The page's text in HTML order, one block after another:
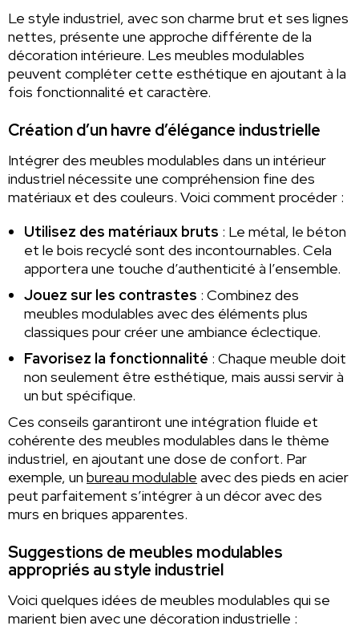
Le style industriel, avec son charme brut et ses lignes
nettes, présente une approche différente de la
décoration intérieure. Les meubles modulables
peuvent compléter cette esthétique en ajoutant à la
fois fonctionnalité et caractère.
Création d’un havre d’élégance industrielle
Intégrer des meubles modulables dans un intérieur
industriel nécessite une compréhension fine des
matériaux et des couleurs. Voici comment procéder :
Utilisez des matériaux bruts : Le métal, le béton
et le bois recyclé sont des incontournables. Cela
apportera une touche d’authenticité à l’ensemble.
Jouez sur les contrastes : Combinez des
meubles modulables avec des éléments plus
classiques pour créer une ambiance éclectique.
Favorisez la fonctionnalité : Chaque meuble doit
non seulement être esthétique, mais aussi servir à
un but spécifique.
Ces conseils garantiront une intégration fluide et
cohérente des meubles modulables dans le thème
industriel, en ajoutant une dose de confort. Par
exemple, un bureau modulable avec des pieds en acier
peut parfaitement s’intégrer à un décor avec des
murs en briques apparentes.
Suggestions de meubles modulables
appropriés au style industriel
Voici quelques idées de meubles modulables qui se
marient bien avec une décoration industrielle :